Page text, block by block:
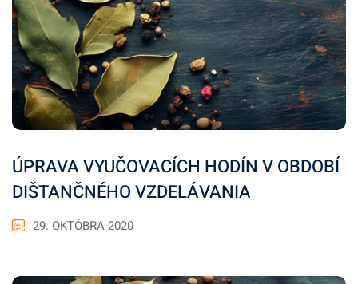
ÚPRAVA VYUČOVACÍCH HODÍN V OBDOBÍ
DIŠTANČNÉHO VZDELÁVANIA
29. OKTÓBRA 2020